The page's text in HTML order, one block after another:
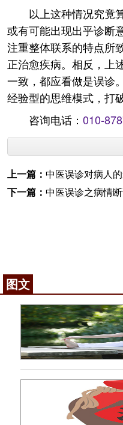
以上这种情况究竟
或有可能出现出乎诊断
注重整体联系的特点所
正治愈疾病。相反，上
一致，都应看做是误诊
经验型的思维模式，打
咨询电话： 010-
上一篇： 中医误诊对病人
下一篇： 中医误诊之病情
图文